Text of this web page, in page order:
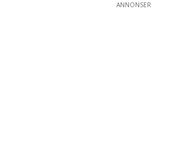
ANNONSER